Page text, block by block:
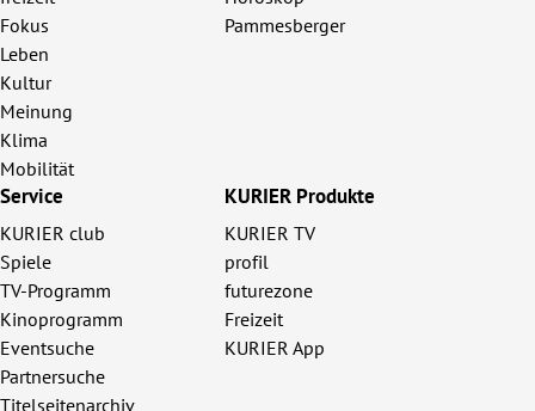
Fokus
Leben
Kultur
Meinung
Klima
Mobilität
Pammesberger
Service
KURIER club
Spiele
TV-Programm
Kinoprogramm
Eventsuche
Partnersuche
Titelseitenarchiv
KURIER Produkte
KURIER TV
profil
futurezone
Freizeit
KURIER App